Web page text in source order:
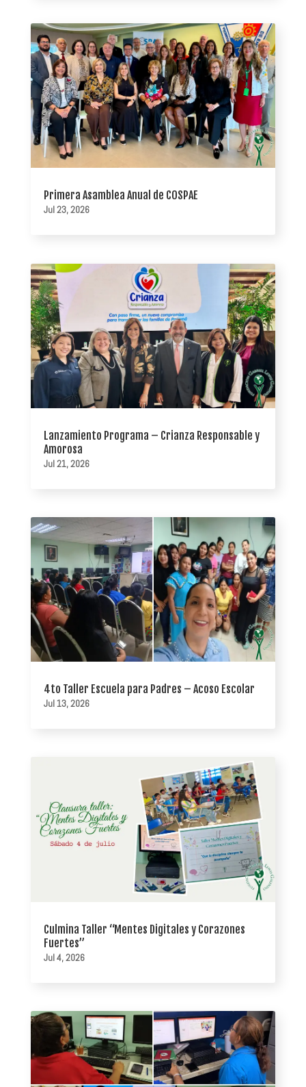
Primera Asamblea Anual de COSPAE
Jul 23, 2026
Lanzamiento Programa – Crianza Responsable y
Amorosa
Jul 21, 2026
4to Taller Escuela para Padres – Acoso Escolar
Jul 13, 2026
Culmina Taller “Mentes Digitales y Corazones
Fuertes”
Jul 4, 2026